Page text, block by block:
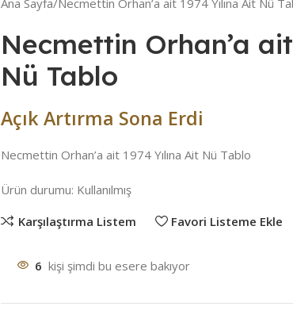
Ana Sayfa Necmettin Orhan’a ait 1974 Yılına Ait Nü
Necmettin Orhan’a ait
Nü Tablo
Açık Artırma Sona Erdi
Necmettin Orhan’a ait 1974 Yılına Ait Nü Tablo
Ürün durumu: Kullanılmış
Karşılaştırma Listem
Favori Listeme Ekle
6 kişi şimdi bu esere bakıyor